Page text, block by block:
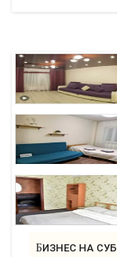
БИЗНЕС НА СУБАРЕНДЕ: СОВЕТЫ НАЧИНАЮЩИМ